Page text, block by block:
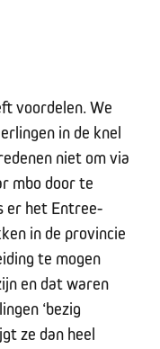
voordelen. We
in de knel
niet om via
mbo door te
er het Entree-
in de provincie
te mogen
en dat waren
‘bezig
ze dan heel